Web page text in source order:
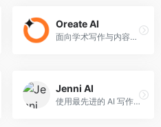
Oreate AI
面向学术写作与内容创作的一站式AI创作平台
Jenni AI
使用最先进的 AI 写作助手为您的写作增光添彩。